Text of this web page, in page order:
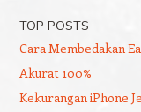
TOP POSTS
Cara Membedakan
Akurat 100%
Kekurangan iPhone